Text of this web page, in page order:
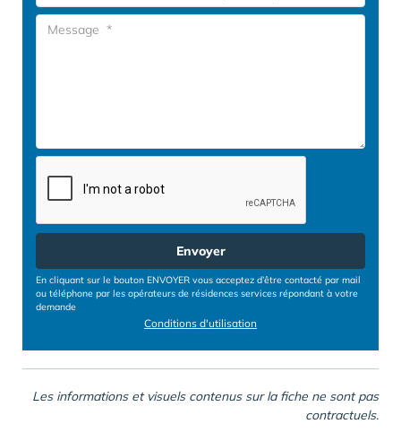
Envoyer
En cliquant sur le bouton ENVOYER vous acceptez d’être contacté par mail
ou téléphone par les opérateurs de résidences services répondant à votre
demande
Conditions d'utilisation
Les informations et visuels contenus sur la fiche ne sont pas
contractuels.